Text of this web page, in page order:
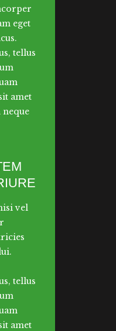
eget
tellus
amet
neque
vel
tellus
amet